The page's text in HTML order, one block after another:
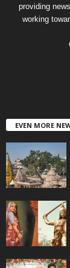
providing
working
EVEN MORE